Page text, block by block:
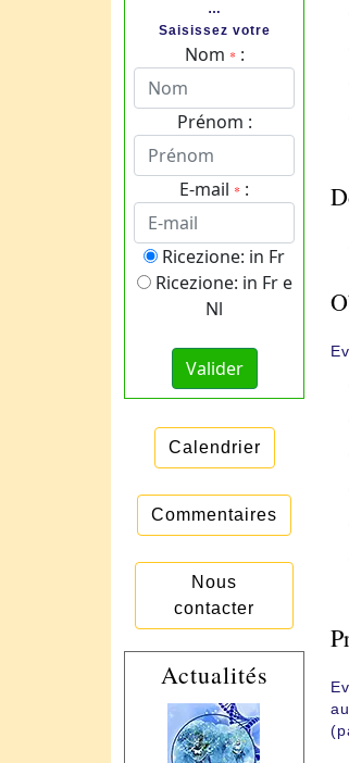
…
Saisissez votre
Nom * :
Prénom :
E-mail * :
Ricezione: in Fr
Ricezione: in Fr e
Nl
Calendrier
Commentaires
Nous
contacter
Actualités